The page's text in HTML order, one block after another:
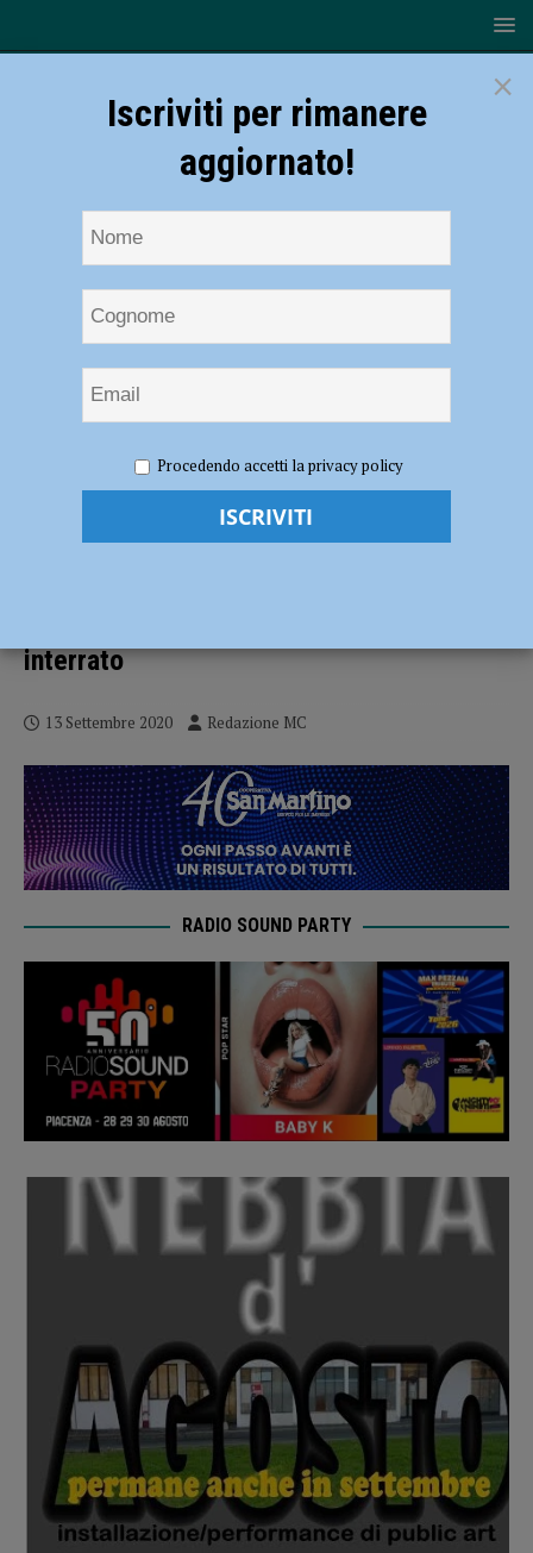
settembre i Giardinetto di Piazza Cittadella: protesta contro il
Parcheggio interrato
Public Art Nebbia d’Agosto il 15
interrato
13 Settembre 2020 Redazione MC
RADIO SOUND PARTY
×
Iscriviti per rimanere
aggiornato!
Procedendo accetti la privacy policy